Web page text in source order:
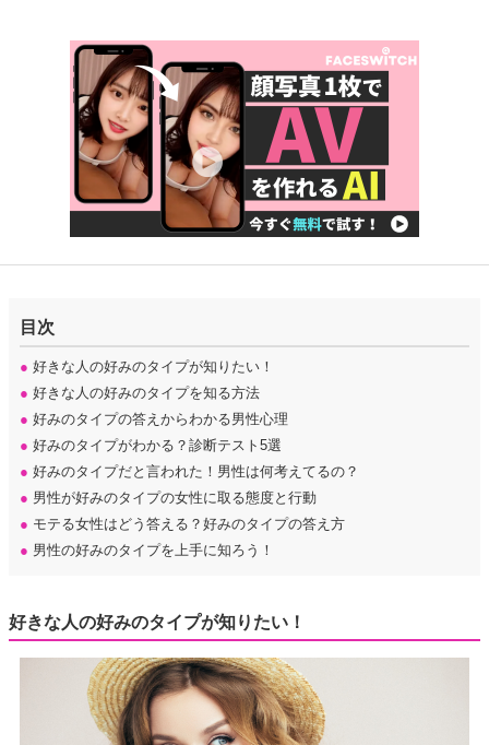
目次
● 好きな人の好みのタイプが知りたい！
● 好きな人の好みのタイプを知る方法
● 好みのタイプの答えからわかる男性心理
● 好みのタイプがわかる？診断テスト5選
● 好みのタイプだと言われた！男性は何考えてるの？
● 男性が好みのタイプの女性に取る態度と行動
● モテる女性はどう答える？好みのタイプの答え方
● 男性の好みのタイプを上手に知ろう！
好きな人の好みのタイプが知りたい！